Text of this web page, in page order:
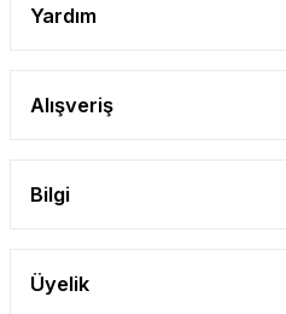
Yardım
Alışveriş
Bilgi
Üyelik